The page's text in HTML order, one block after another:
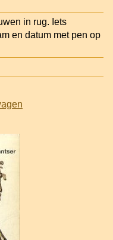
in rug. Iets
en datum met pen op